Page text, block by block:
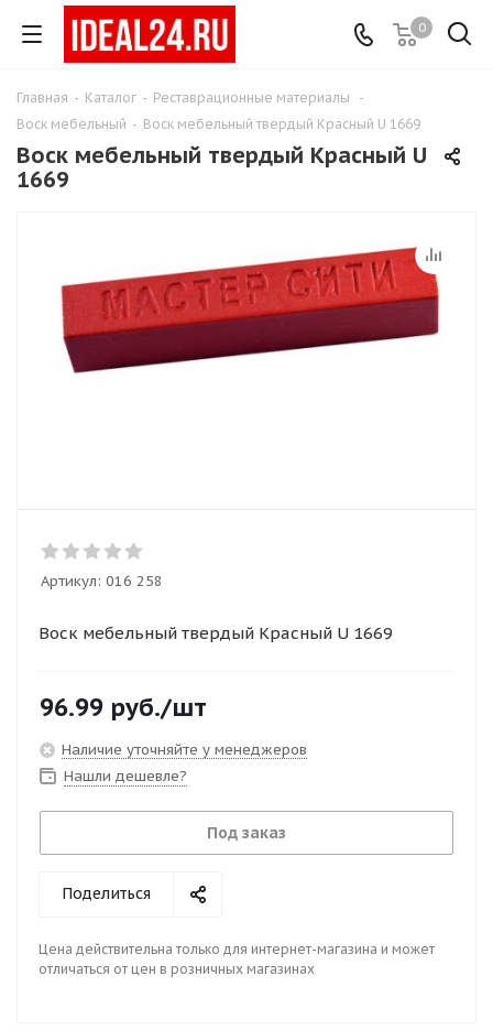
0
Главная - Каталог - Реставрационные материалы
-
Воск мебельный - Воск мебельный твердый Красный U 1669
Воск мебельный твердый Красный U
1669
Артикул: 016 258
Воск мебельный твердый Красный U 1669
96.99 руб./шт
Наличие уточняйте у менеджеров
Нашли дешевле?
Под заказ
Поделиться
Цена действительна только для интернет-магазина и может
отличаться от цен в розничных магазинах